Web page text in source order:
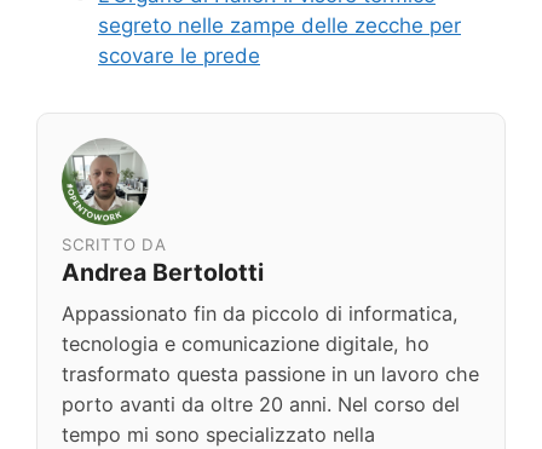
segreto nelle zampe delle zecche per
scovare le prede
SCRITTO DA
Andrea Bertolotti
Appassionato fin da piccolo di informatica,
tecnologia e comunicazione digitale, ho
trasformato questa passione in un lavoro che
porto avanti da oltre 20 anni. Nel corso del
tempo mi sono specializzato nella